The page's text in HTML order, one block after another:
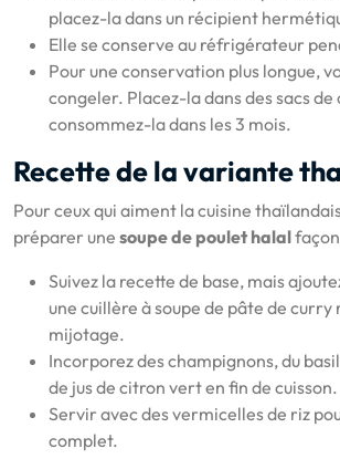
placez-la dans un récipient
Elle se conserve au réfrigérateur
Pour une conservation plus longue,
congeler. Placez-la dans des sacs
consommez-la dans les 3 mois.
Recette de la variante
Pour ceux qui aiment la cuisine
préparer une soupe de poulet halal
Suivez la recette de base, mais
une cuillère à soupe de pâte de curry
mijotage.
Incorporez des champignons, du
de jus de citron vert en fin de cuisson.
Servir avec des vermicelles de riz
complet.